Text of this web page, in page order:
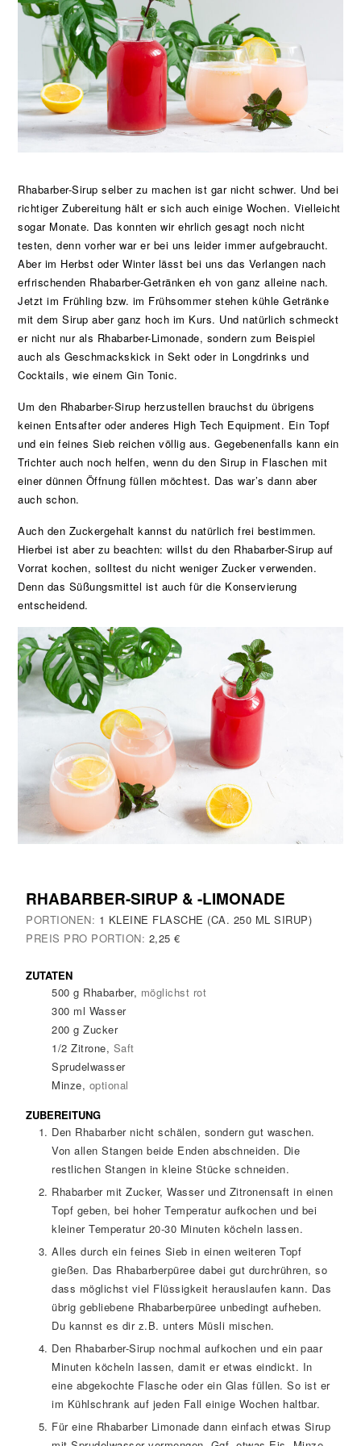
Rhabarber-Sirup selber zu machen ist gar nicht schwer. Und bei
richtiger Zubereitung hält er sich auch einige Wochen. Vielleicht
sogar Monate. Das konnten wir ehrlich gesagt noch nicht
testen, denn vorher war er bei uns leider immer aufgebraucht.
Aber im Herbst oder Winter lässt bei uns das Verlangen nach
erfrischenden Rhabarber-Getränken eh von ganz alleine nach.
Jetzt im Frühling bzw. im Frühsommer stehen kühle Getränke
mit dem Sirup aber ganz hoch im Kurs. Und natürlich schmeckt
er nicht nur als Rhabarber-Limonade, sondern zum Beispiel
auch als Geschmackskick in Sekt oder in Longdrinks und
Cocktails, wie einem Gin Tonic.
Um den Rhabarber-Sirup herzustellen brauchst du übrigens
keinen Entsafter oder anderes High Tech Equipment. Ein Topf
und ein feines Sieb reichen völlig aus. Gegebenenfalls kann ein
Trichter auch noch helfen, wenn du den Sirup in Flaschen mit
einer dünnen Öffnung füllen möchtest. Das war’s dann aber
auch schon.
Auch den Zuckergehalt kannst du natürlich frei bestimmen.
Hierbei ist aber zu beachten: willst du den Rhabarber-Sirup auf
Vorrat kochen, solltest du nicht weniger Zucker verwenden.
Denn das Süßungsmittel ist auch für die Konservierung
entscheidend.
RHABARBER-SIRUP & -LIMONADE
PORTIONEN: 1 KLEINE FLASCHE (CA. 250 ML SIRUP)
PREIS PRO PORTION: 2,25 €
ZUTATEN
500 g Rhabarber, möglichst rot
300 ml Wasser
200 g Zucker
1/2 Zitrone, Saft
Sprudelwasser
Minze, optional
ZUBEREITUNG
Den Rhabarber nicht schälen, sondern gut waschen.
Von allen Stangen beide Enden abschneiden. Die
restlichen Stangen in kleine Stücke schneiden.
Rhabarber mit Zucker, Wasser und Zitronensaft in einen
Topf geben, bei hoher Temperatur aufkochen und bei
kleiner Temperatur 20-30 Minuten köcheln lassen.
Alles durch ein feines Sieb in einen weiteren Topf
gießen. Das Rhabarberpüree dabei gut durchrühren, so
dass möglichst viel Flüssigkeit herauslaufen kann. Das
übrig gebliebene Rhabarberpüree unbedingt aufheben.
Du kannst es dir z.B. unters Müsli mischen.
Den Rhabarber-Sirup nochmal aufkochen und ein paar
Minuten köcheln lassen, damit er etwas eindickt. In
eine abgekochte Flasche oder ein Glas füllen. So ist er
im Kühlschrank auf jeden Fall einige Wochen haltbar.
Für eine Rhabarber Limonade dann einfach etwas Sirup